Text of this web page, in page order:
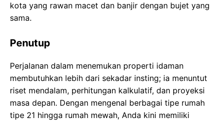
kota yang rawan macet dan banjir dengan bujet yang
sama.
Penutup
Perjalanan dalam menemukan properti idaman
membutuhkan lebih dari sekadar insting; ia menuntut
riset mendalam, perhitungan kalkulatif, dan proyeksi
masa depan. Dengan mengenal berbagai tipe rumah
tipe 21 hingga rumah mewah, Anda kini memiliki